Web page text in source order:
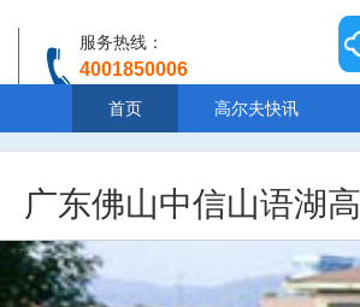
服务热线：
4001850006
首页 高尔夫快讯
广东佛山中信山语湖